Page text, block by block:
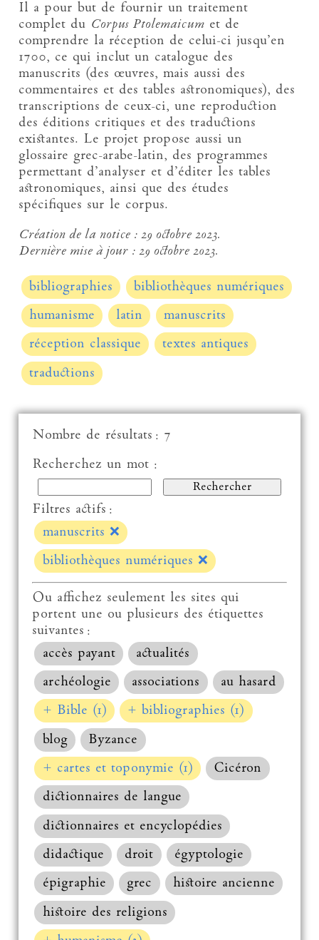
Il a pour but de fournir un traitement
complet du Corpus Ptolemaicum et de
comprendre la réception de celui-ci jusqu’en
1700, ce qui inclut un catalogue des
manuscrits (des œuvres, mais aussi des
commentaires et des tables astronomiques), des
transcriptions de ceux-ci, une reproduction
des éditions critiques et des traductions
existantes. Le projet propose aussi un
glossaire grec-arabe-latin, des programmes
permettant d’analyser et d’éditer les tables
astronomiques, ainsi que des études
spécifiques sur le corpus.
Création de la notice :29 octobre 2023.
Dernière mise à jour :29 octobre 2023.
bibliographies
bibliothèques numériques
humanisme
latin
manuscrits
réception classique
textes antiques
traductions
Nombre de résultats : 7
Recherchez un mot :
Filtres actifs :
manuscrits ❌
bibliothèques numériques ❌
Ou affichez seulement les sites qui
portent une ou plusieurs des étiquettes
suivantes :
accès payant
actualités
archéologie
associations
au hasard
+ Bible (1)
+ bibliographies (1)
blog
Byzance
+ cartes et toponymie (1)
Cicéron
dictionnaires de langue
dictionnaires et encyclopédies
didactique
droit
égyptologie
épigraphie
grec
histoire ancienne
histoire des religions